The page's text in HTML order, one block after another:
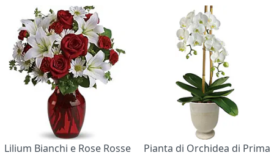
Lilium Bianchi e Rose Rosse
Pianta di Orchidea di Prima